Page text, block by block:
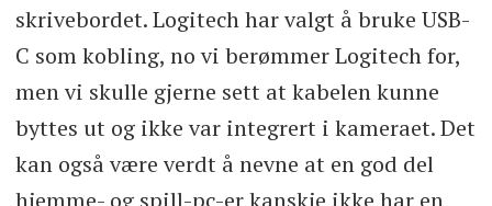
skrivebordet. Logitech har valgt å bruke USB-
C som kobling, no vi berømmer Logitech for,
men vi skulle gjerne sett at kabelen kunne
byttes ut og ikke var integrert i kameraet. Det
kan også være verdt å nevne at en god del